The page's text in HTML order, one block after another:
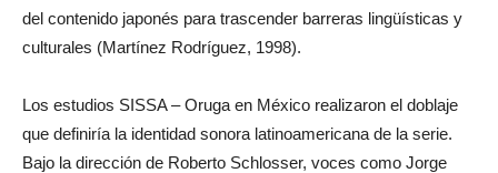
del contenido japonés para trascender barreras lingüísticas y
culturales (Martínez Rodríguez, 1998).
Los estudios SISSA – Oruga en México realizaron el doblaje
que definiría la identidad sonora latinoamericana de la serie.
Bajo la dirección de Roberto Schlosser, voces como Jorge